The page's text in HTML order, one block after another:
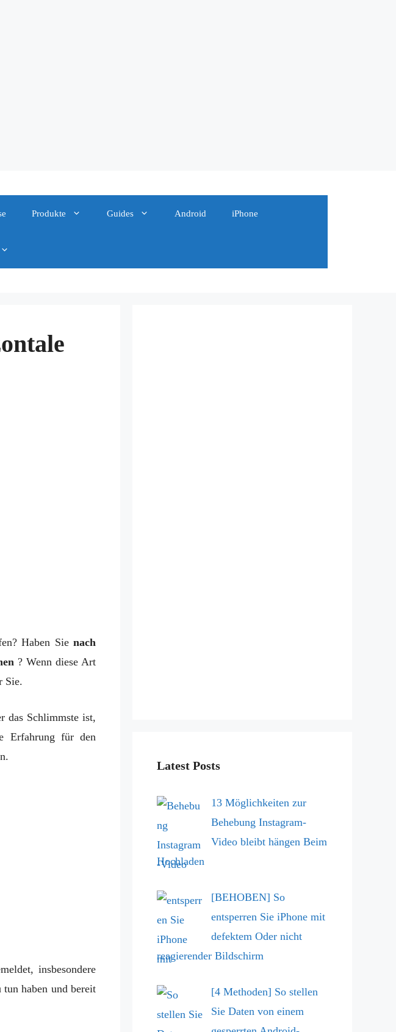
Produkte Guides Android iPhone
Haben Sie nach
? Wenn diese Art
Sie.
das Schlimmste ist,
Erfahrung für den
insbesondere
haben und bereit
Latest Posts
13 Möglichkeiten zur
Behebung Instagram-
Video bleibt hängen Beim
Hochladen
[BEHOBEN] So
entsperren Sie iPhone mit
defektem Oder nicht
reagierender Bildschirm
[4 Methoden] So stellen
Sie Daten von einem